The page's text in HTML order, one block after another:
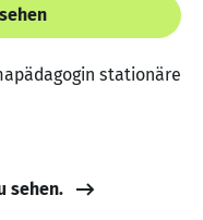
stationäre
sehen.